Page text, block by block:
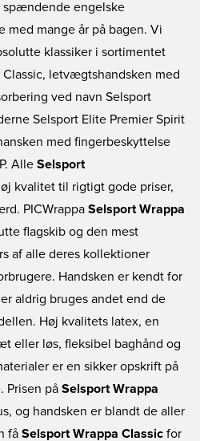
spændende engelske
med mange år på bagen. Vi
klassiker i sortimentet
Classic, letvægtshandsken med
ved navn Selsport
Selsport Elite Premier Spirit
med fingerbeskyttelse
Alle Selsport
kvalitet til rigtigt gode priser,
PICWrappa Selsport Wrappa
flagskib og den mest
af alle deres kollektioner
Handsken er kendt for
aldrig bruges andet end de
Høj kvalitets latex, en
eller løs, fleksibel baghånd og
er en sikker opskrift på
Prisen på Selsport Wrappa
og handsken er blandt de aller
få Selsport Wrappa Classic for